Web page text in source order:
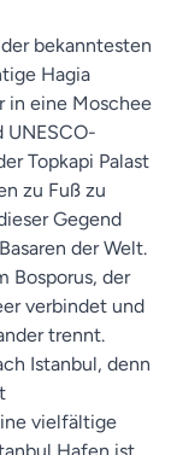
bekanntesten
Hagia
in eine Moschee
UNESCO-
Topkapi Palast
zu Fuß zu
Gegend
der Welt.
Bosporus, der
verbindet und
trennt.
Istanbul, denn
vielfältige